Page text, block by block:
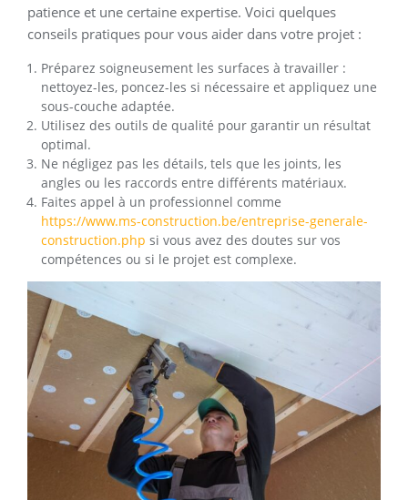
patience et une certaine expertise. Voici quelques
conseils pratiques pour vous aider dans votre projet :
Préparez soigneusement les surfaces à travailler :
nettoyez-les, poncez-les si nécessaire et appliquez une
sous-couche adaptée.
Utilisez des outils de qualité pour garantir un résultat
optimal.
Ne négligez pas les détails, tels que les joints, les
angles ou les raccords entre différents matériaux.
Faites appel à un professionnel comme
https://www.ms-construction.be/entreprise-generale-
construction.php si vous avez des doutes sur vos
compétences ou si le projet est complexe.